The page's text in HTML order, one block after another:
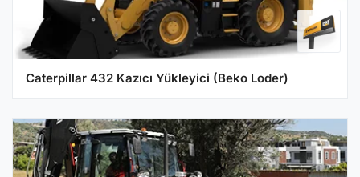
Caterpillar 432 Kazıcı Yükleyici (Beko Loder)